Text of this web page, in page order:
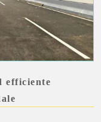
efficiente